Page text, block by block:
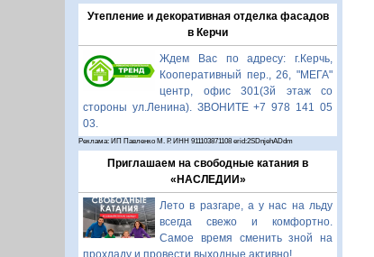
Утепление и декоративная отделка фасадов
в Керчи
Ждем Вас по адресу: г.Керчь,
Кооперативный пер., 26, "МЕГА"
центр, офис 301(3й этаж со
стороны ул.Ленина). ЗВОНИТЕ +7 978 141 05
03.
Реклама: ИП Павленко М. Р. ИНН 911103871108 erid:2SDnjehADdm
Приглашаем на свободные катания в
«НАСЛЕДИИ»
Лето в разгаре, а у нас на льду
всегда свежо и комфортно.
Самое время сменить зной на
прохладу и провести выходные активно!